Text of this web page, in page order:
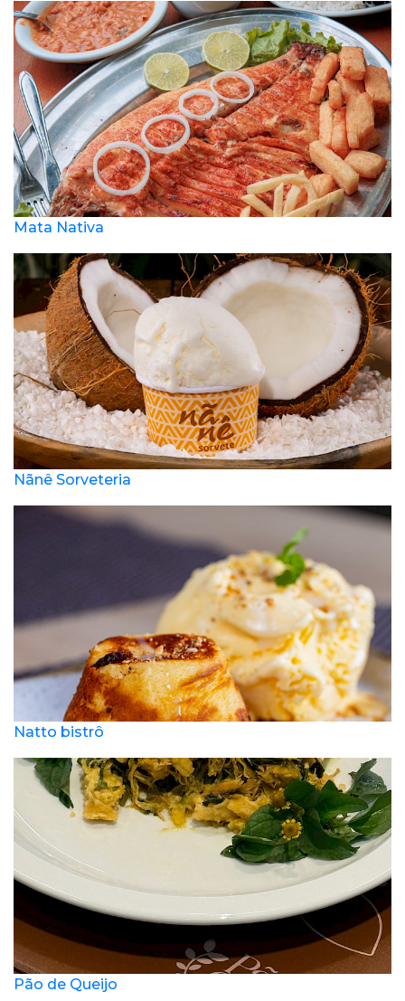
Mata Nativa
Nãnê Sorveteria
Natto bistrô
Pão de Queijo